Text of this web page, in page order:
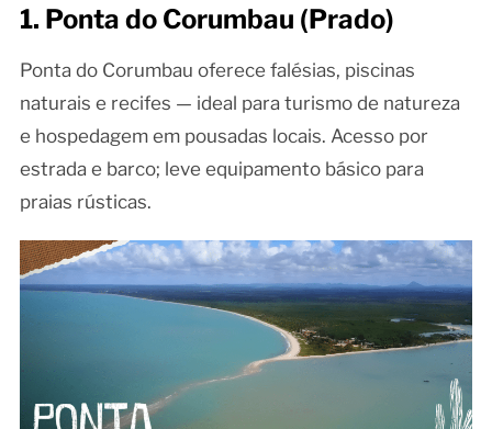
1. Ponta do Corumbau (Prado)
Ponta do Corumbau oferece falésias, piscinas
naturais e recifes — ideal para turismo de natureza
e hospedagem em pousadas locais. Acesso por
estrada e barco; leve equipamento básico para
praias rústicas.